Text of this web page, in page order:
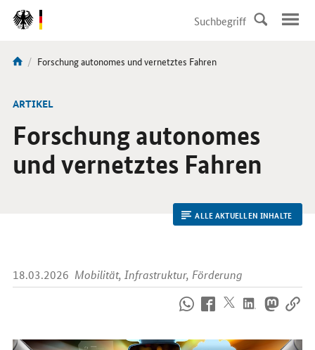
DirektZu:
Navigation
Sie
hier:
Aktuelle
Forschung autonomes und vernetztes Fahren
ARTIKEL
Forschung autonomes
und vernetztes Fahren
ALLE AKTUELLEN INHALTE
18.03.2026 Mobilität, Infrastruktur, Förderung
uns